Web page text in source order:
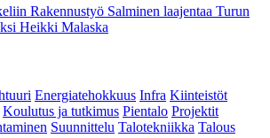
Rakennustyö Salminen laajentaa Turun
Heikki Malaska
Energiatehokkuus Infra Kiinteistöt
Koulutus ja tutkimus Pientalo Projektit
Suunnittelu Talotekniikka Talous